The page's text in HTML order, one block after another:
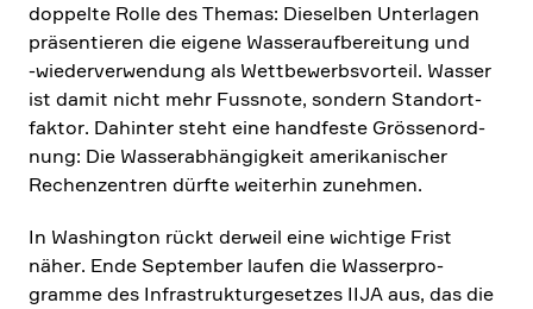
doppelte Rolle des Themas: Dieselben Unter­lagen
präsen­tieren die eigene Wasser­auf­be­rei­tung und
‑wieder­ver­wen­dung als Wettbe­werbs­vor­teil. Wasser
ist damit nicht mehr Fussnote, sondern Stand­ort­
faktor. Dahinter steht eine handfeste Grössen­ord­
nung: Die Wasser­ab­hän­gig­keit ameri­ka­ni­scher
Rechen­zen­tren dürfte weiterhin zunehmen.
In Washington rückt derweil eine wichtige Frist
näher. Ende September laufen die Wasser­pro­
gramme des Infra­struk­tur­ge­setzes IIJA aus, das die